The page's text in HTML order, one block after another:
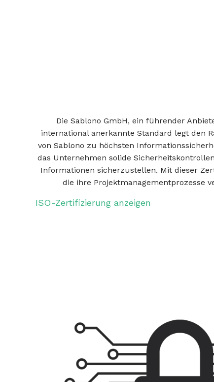
Die Sablono GmbH, ein führender
international anerkannte Standard legt den
von Sablono zu höchsten
das Unternehmen solide
Informationen sicherzustellen. Mit dieser
die ihre Projektmanagementprozesse
ISO-Zertifizierung anzeigen